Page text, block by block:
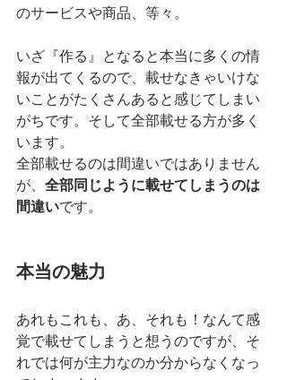
のサービスや商品、等々。
いざ『作る』となると本当に多くの情
報が出てくるので、載せなきゃいけな
いことがたくさんあると感じてしまい
がちです。そして全部載せる方が多く
います。
全部載せるのは間違いではありません
が、 全部同じように載せてしまうのは
間違いです。
本当の魅力
あれもこれも、あ、それも！なんて感
覚で載せてしまうと想うのですが、そ
れでは何が主力なのか分からなくなっ